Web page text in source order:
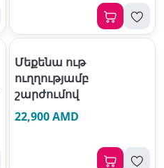
Մեքենա ութ
ուղղությամբ
շարժումով
22,900 AMD